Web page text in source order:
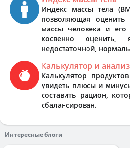
Индекс массы тела
позволяющая оценить
массы человека и
косвенно оценить,
недостаточной,
Калькулятор и
Калькулятор
увидеть плюсы и
составить рацион,
сбалансирован.
Интересные блоги